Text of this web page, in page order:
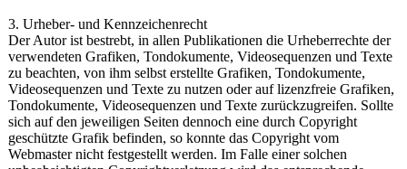
3. Urheber- und Kennzeichenrecht
Der Autor ist bestrebt, in allen Publikationen die Urheberrechte der
verwendeten Grafiken, Tondokumente, Videosequenzen und Texte
zu beachten, von ihm selbst erstellte Grafiken, Tondokumente,
Videosequenzen und Texte zu nutzen oder auf lizenzfreie Grafiken,
Tondokumente, Videosequenzen und Texte zurückzugreifen. Sollte
sich auf den jeweiligen Seiten dennoch eine durch Copyright
geschützte Grafik befinden, so konnte das Copyright vom
Webmaster nicht festgestellt werden. Im Falle einer solchen